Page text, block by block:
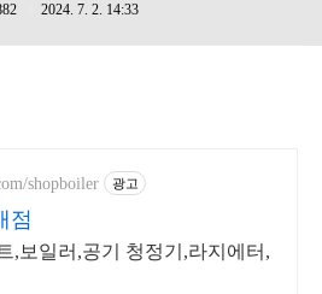
2024. 7. 2. 14:33
shopboiler 광고
점
,보일러,공기 청정기,라지에터,